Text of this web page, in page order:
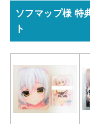
ソフマップ様 特
ト